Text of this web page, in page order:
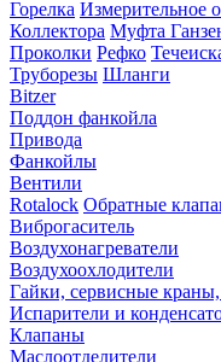
Горелка Измерительное
Коллектора Муфта
Проколки Рефко
Труборезы Шланги
Bitzer
Поддон фанкойла
Привода
Фанкойлы
Вентили
Rotalock Обратные
Виброгаситель
Воздухонагреватели
Воздухоохлодители
Гайки, сервисные
Испарители и
Клапаны
Маслоотделители